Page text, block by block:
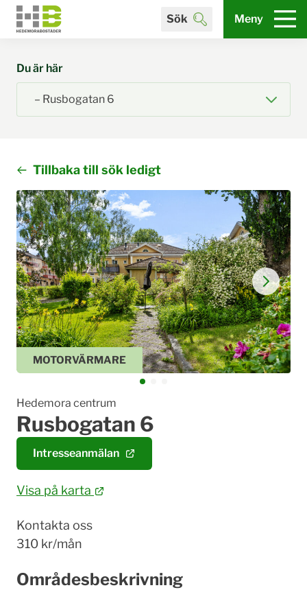
Sök Meny
Du är här
Tillbaka till sök ledigt
MOTORVÄRMARE
Hedemora centrum
Rusbogatan 6
Intresseanmälan
Visa på karta
Kontakta oss
310 kr/mån
Områdesbeskrivning